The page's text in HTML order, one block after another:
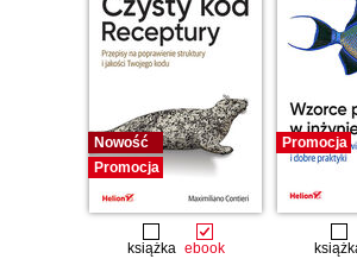
Nowość
Promocja
książka ebook
Promocja